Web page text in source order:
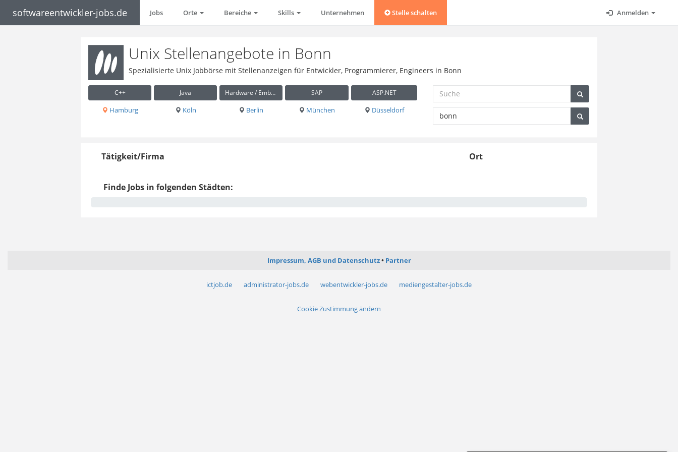
softwareentwickler-jobs.de Jobs Orte Bereiche Skills Unternehmen Stelle schalten Anmelden
Unix Stellenangebote in Bonn
Spezialisierte Unix Jobbörse mit Stellenanzeigen für Entwickler, Programmierer, Engineers in Bonn
C++ Java Hardware / Embedded SAP ASP.NET
Hamburg Köln Berlin München Düsseldorf
Tätigkeit/Firma Ort
Finde Jobs in folgenden Städten:
Impressum, AGB und Datenschutz Partner
ictjob.de administrator-jobs.de webentwickler-jobs.de mediengestalter-jobs.de
Cookie Zustimmung ändern